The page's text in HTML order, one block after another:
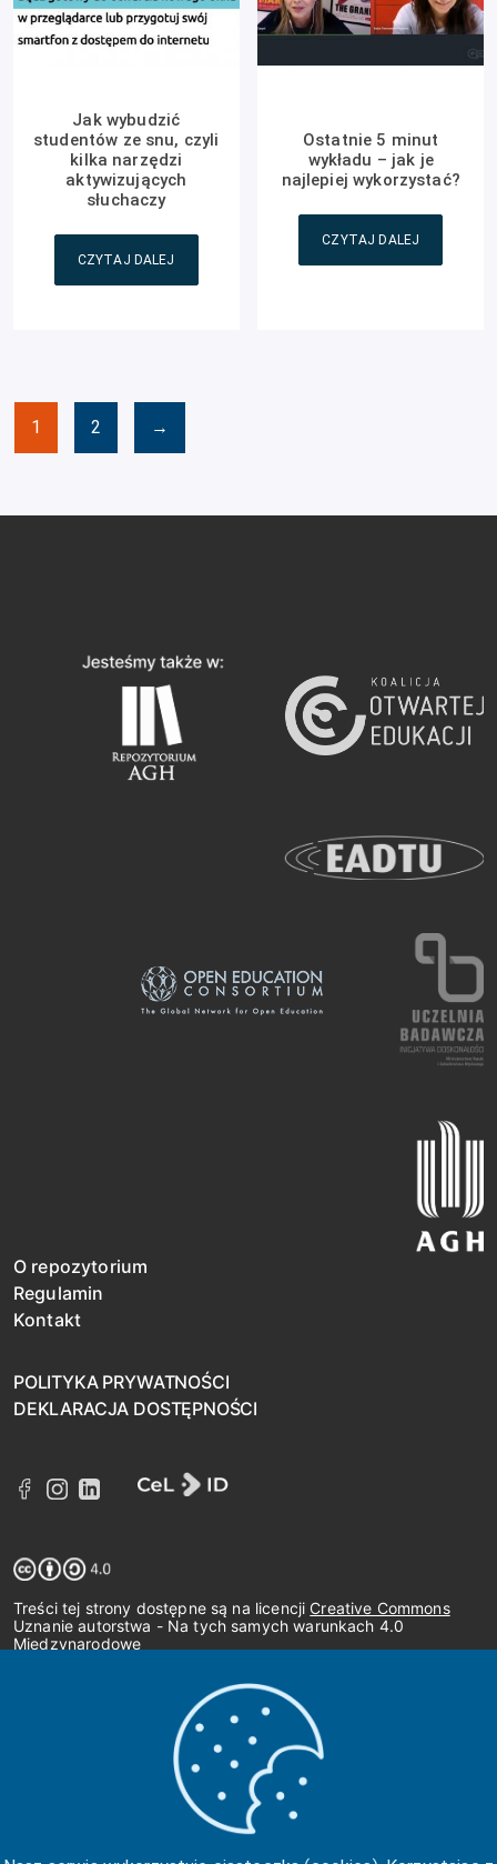
Jak wybudzić
studentów ze snu, czyli
kilka narzędzi
aktywizujących
słuchaczy
CZYTAJ DALEJ
Ostatnie 5 minut
wykładu – jak je
najlepiej wykorzystać?
CZYTAJ DALEJ
1 2 →
O repozytorium
Regulamin
Kontakt
POLITYKA PRYWATNOŚCI
DEKLARACJA DOSTĘPNOŚCI
Treści tej strony dostępne są na licencji Creative Commons
Uznanie autorstwa - Na tych samych warunkach 4.0
Międzynarodowe